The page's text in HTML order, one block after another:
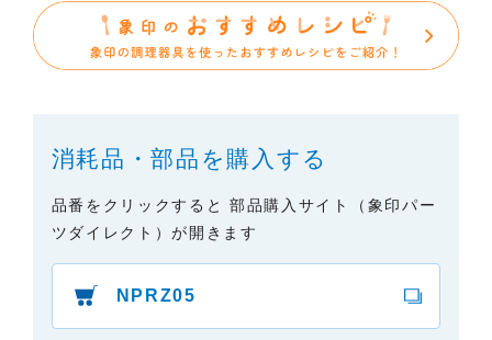
（※）みまもりほっとラインサービスでご使用され
ている専用の製品（レンタル品）につきましては、
弊社「
みまもりほっとライン相談窓口
製品の仕様変更などで、取扱説明書の内容は変更さ
扱説明書の内容が、製品に同梱されている取扱説明
書の内容と異なる場合がありますので、あらかじめ
ご了承ください。
３．安全上のご注意
「使用上のご注意」や「安全上のご注意」など安全
消耗品・部品を購入する
品番をクリックすると 部品購入サイト（象印パー
ツダイレクト）が開きます
NPRZ05